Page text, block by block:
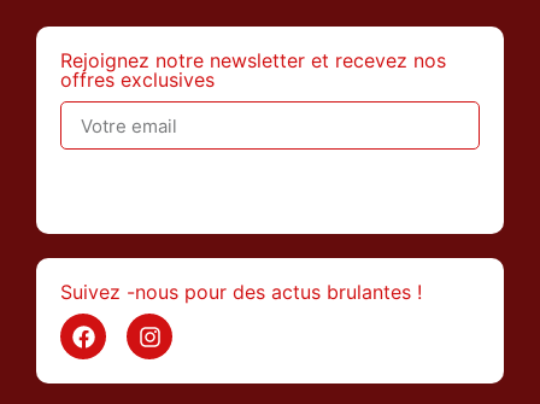
Rejoignez notre newsletter et recevez nos
offres exclusives
Suivez -nous pour des actus brulantes !